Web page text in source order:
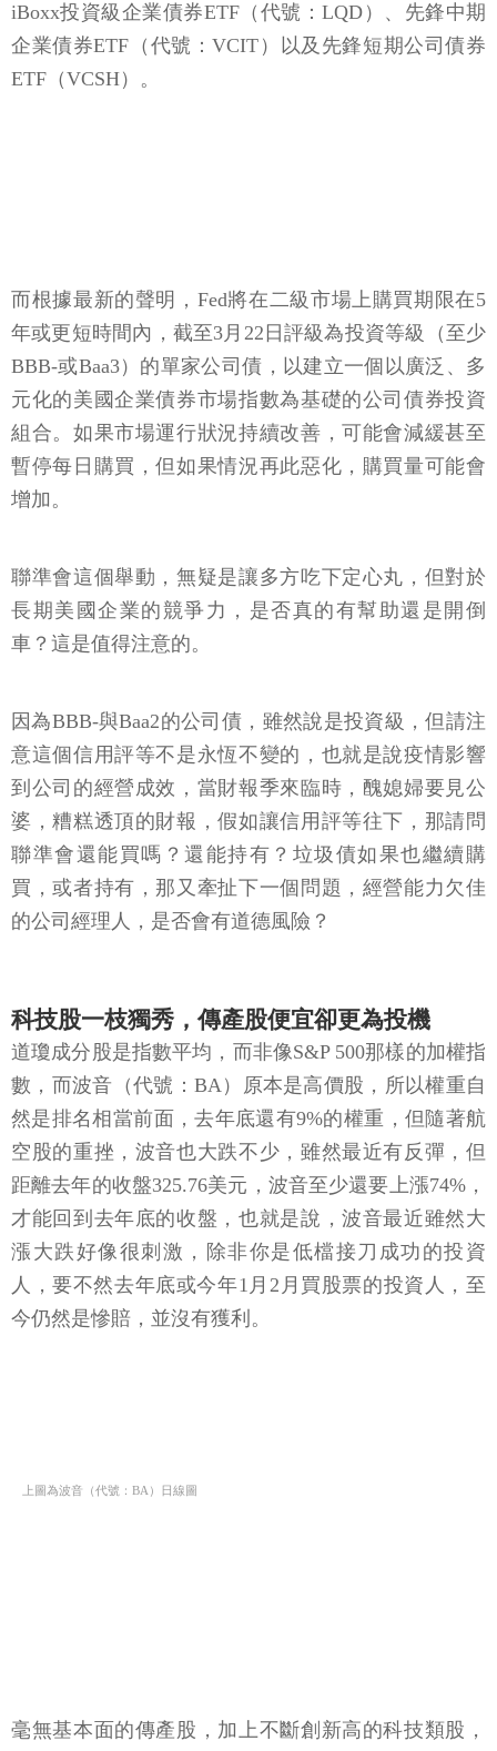
iBoxx投資級企業債券ETF（代號：LQD）、先鋒中期
企業債券ETF（代號：VCIT）以及先鋒短期公司債券
ETF（VCSH）。
而根據最新的聲明，Fed將在二級市場上購買期限在5
年或更短時間內，截至3月22日評級為投資等級（至少
BBB-或Baa3）的單家公司債，以建立一個以廣泛、多
元化的美國企業債券市場指數為基礎的公司債券投資
組合。如果市場運行狀況持續改善，可能會減緩甚至
暫停每日購買，但如果情況再此惡化，購買量可能會
增加。
聯準會這個舉動，無疑是讓多方吃下定心丸，但對於
長期美國企業的競爭力，是否真的有幫助還是開倒
車？這是值得注意的。
因為BBB-與Baa2的公司債，雖然說是投資級，但請注
意這個信用評等不是永恆不變的，也就是說疫情影響
到公司的經營成效，當財報季來臨時，醜媳婦要見公
婆，糟糕透頂的財報，假如讓信用評等往下，那請問
聯準會還能買嗎？還能持有？垃圾債如果也繼續購
買，或者持有，那又牽扯下一個問題，經營能力欠佳
的公司經理人，是否會有道德風險？
科技股一枝獨秀，傳產股便宜卻更為投機
道瓊成分股是指數平均，而非像S&P 500那樣的加權指
數，而波音（代號：BA）原本是高價股，所以權重自
然是排名相當前面，去年底還有9%的權重，但隨著航
空股的重挫，波音也大跌不少，雖然最近有反彈，但
距離去年的收盤325.76美元，波音至少還要上漲74%，
才能回到去年底的收盤，也就是說，波音最近雖然大
漲大跌好像很刺激，除非你是低檔接刀成功的投資
人，要不然去年底或今年1月2月買股票的投資人，至
今仍然是慘賠，並沒有獲利。
上圖為波音（代號：BA）日線圖
毫無基本面的傳產股，加上不斷創新高的科技類股，